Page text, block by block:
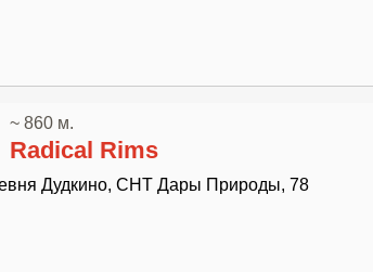
~ 860 м.
Radical Rims
Дудкино, СНТ Дары Природы, 78